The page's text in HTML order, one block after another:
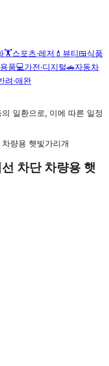
🏋️스포츠·레저 💄 뷰티🍱식품
품💻가전·디지털🚗자동차
려·애완
일환으로, 이에 따른 일정
차단 차량용 햇